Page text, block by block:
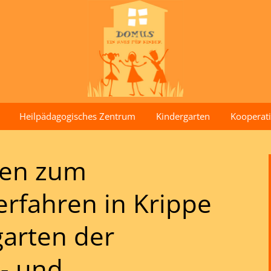
Heilpädagogisches Zentrum Kindergarten
zum
in Krippe
der